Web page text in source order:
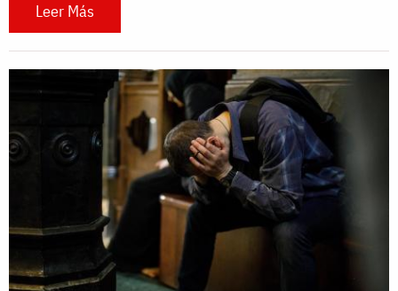
Leer Más